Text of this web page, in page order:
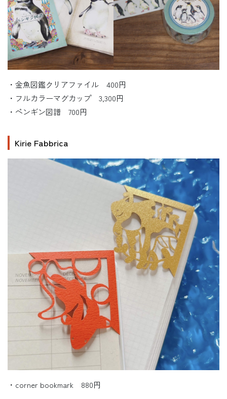
・金魚図鑑クリアファイル 400円
・フルカラーマグカップ 3,300円
・ペンギン図譜 700円
Kirie Fabbrica
・corner bookmark 880円